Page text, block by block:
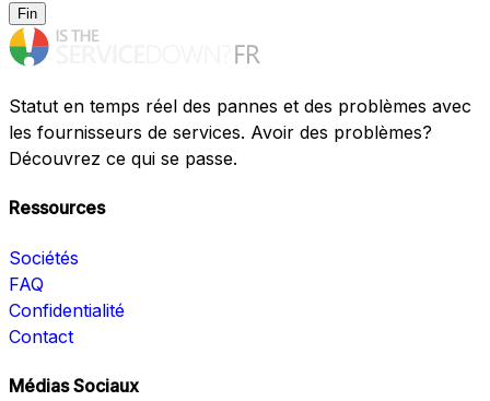
Fin
Statut en temps réel des pannes et des problèmes avec
les fournisseurs de services. Avoir des problèmes?
Découvrez ce qui se passe.
Ressources
Sociétés
FAQ
Confidentialité
Contact
Médias Sociaux